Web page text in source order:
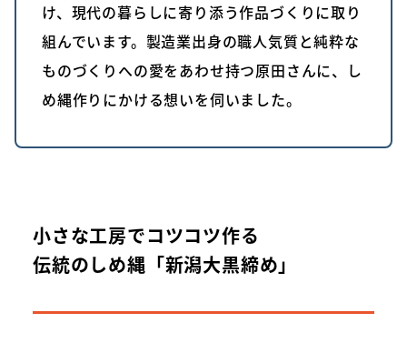
け、現代の暮らしに寄り添う作品づくりに取り
組んでいます。製造業出身の職人気質と純粋な
ものづくりへの愛をあわせ持つ原田さんに、し
め縄作りにかける想いを伺いました。
小さな工房でコツコツ作る
伝統のしめ縄「新潟大黒締め」